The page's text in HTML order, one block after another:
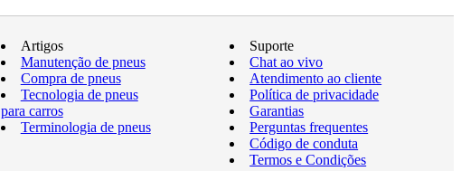
Artigos
Manutenção de pneus
Compra de pneus
Tecnologia de pneus
para carros
Terminologia de pneus
Suporte
Chat ao vivo
Atendimento ao cliente
Política de privacidade
Garantias
Perguntas frequentes
Código de conduta
Termos e Condições